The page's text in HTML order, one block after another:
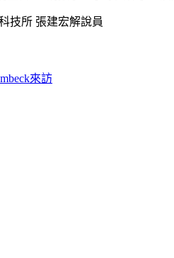
技所 張建宏解說員
來訪